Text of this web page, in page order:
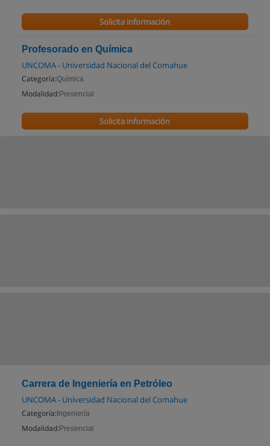
Solicita información
Profesorado en Química
UNCOMA - Universidad Nacional del Comahue
Categoría:Química
Modalidad: Presencial
Solicita información
Carrera de Ingeniería en Petróleo
UNCOMA - Universidad Nacional del Comahue
Categoría: Ingeniería
Modalidad: Presencial